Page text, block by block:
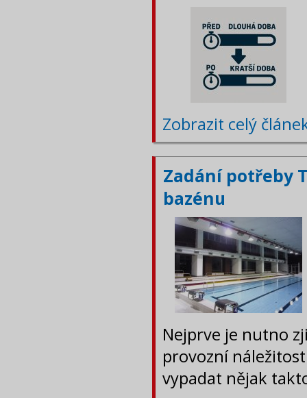
Zobrazit celý
Zadání potřeby
bazénu
Nejprve je nutno
provozní
vypadat nějak